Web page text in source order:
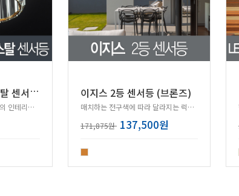
끌
레르 원형 크리스탈 센서등 (골드)
고급스러운 크리스탈 소재의 인테리어 조명 센서등!
이지스 2등 센서등 (브론즈)
매치하는 전구색에 따라 달라지는 럭셔리 센서등!
171,875원 137,500원